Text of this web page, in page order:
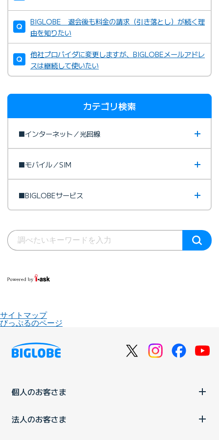
BIGLOBE 退会後も料金の請求（引き落とし）が続く理
由を知りたい
他社プロバイダに変更しますが、BIGLOBEメールアドレ
スは継続して使いたい
カテゴリ検索
■インターネット／光回線
■モバイル／SIM
■BIGLOBEサービス
サイトマップ
びっぷるのページ
個人のお客さま
法人のお客さま